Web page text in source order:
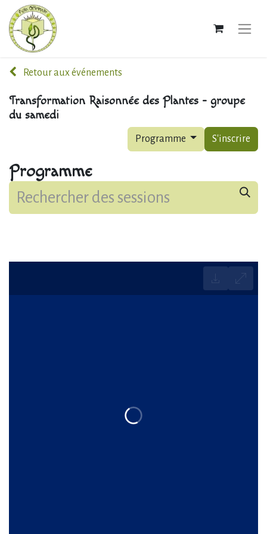
Retour aux événements
Transformation Raisonnée des Plantes - groupe
du samedi
Programme S'inscrire
Programme